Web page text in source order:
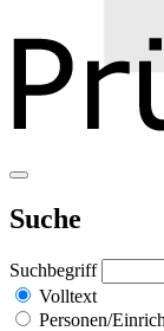
Suche
Suchbegriff
Volltext
Personen/